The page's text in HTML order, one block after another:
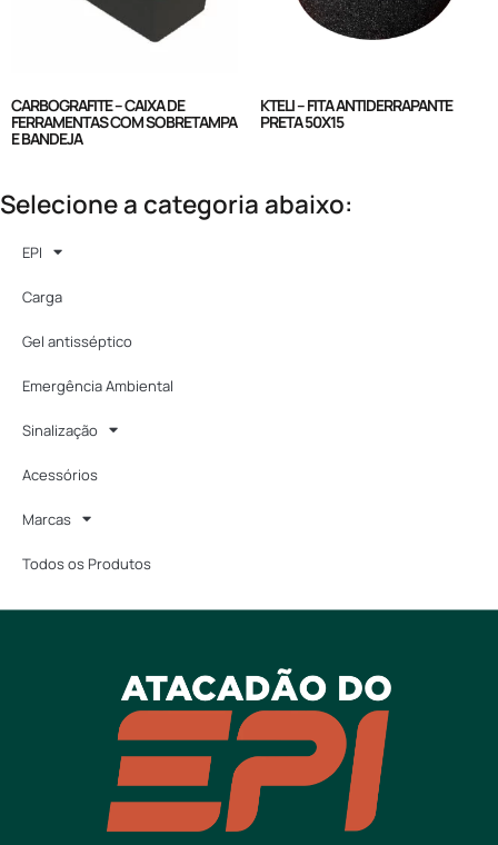
CARBOGRAFITE – CAIXA DE
FERRAMENTAS COM SOBRETAMPA
E BANDEJA
KTELI – FITA ANTIDERRAPANTE
PRETA 50X15
Selecione a categoria abaixo:
EPI
Carga
Gel antisséptico
Emergência Ambiental
Sinalização
Acessórios
Marcas
Todos os Produtos